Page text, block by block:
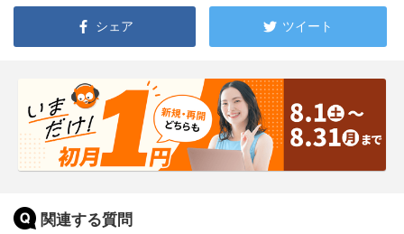
シェア ツイート
関連する質問